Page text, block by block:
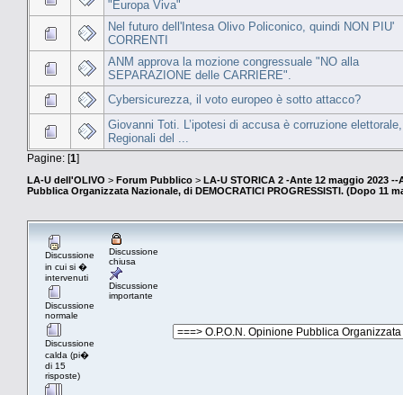
"Europa Viva"
Nel futuro dell'Intesa Olivo Policonico, quindi NON PIU'
CORRENTI
ANM approva la mozione congressuale "NO alla
SEPARAZIONE delle CARRIERE".
Cybersicurezza, il voto europeo è sotto attacco?
Giovanni Toti. L’ipotesi di accusa è corruzione
Regionali del ...
Pagine: [1]
LA-U dell'OLIVO > Forum Pubblico > LA-U STORICA 2 -Ante 12 maggio 2023 --
Pubblica Organizzata Nazionale, di DEMOCRATICI PROGRESSISTI. (Dopo 11
Discussione
in cui si �
intervenuti
Discussione
normale
Discussione
calda (pi�
di 15
risposte)
Discussione
chiusa
Discussione
importante